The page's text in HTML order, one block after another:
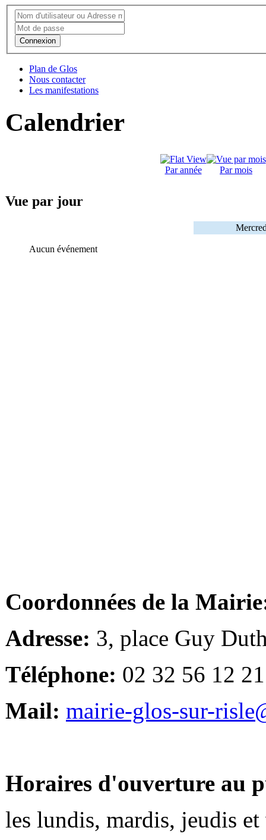
Connexion
Plan de Glos
Nous contacter
Les manifestations
Calendrier
Par année Par mois
Vue par jour
Aucun événement
Coordonnées de la
Adresse: 3, place Guy
Téléphone: 02 32 56 12 21
Mail: mairie-glos-sur-
Horaires d'ouverture au
les lundis, mardis, jeudis et